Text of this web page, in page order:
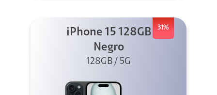
31%
iPhone 15 128GB
Negro
128GB / 5G